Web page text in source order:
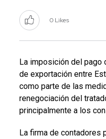
0 Likes
La imposición del pago
de exportación entre
como parte de las
renegociación del
principalmente a los
La firma de contadores